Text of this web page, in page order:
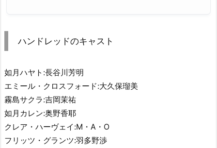
ハンドレッドのキャスト
如月ハヤト:長谷川芳明
エミール・クロスフォード:大久保瑠美
霧島サクラ:吉岡茉祐
如月カレン:奥野香耶
クレア・ハーヴェイ:M・A・O
フリッツ・グランツ:羽多野渉